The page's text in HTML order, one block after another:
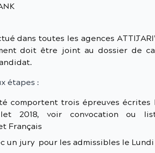
dans toutes les agences
doit être joint au dossier de
étapes :
comportent trois épreuves
2018, voir convocation ou
Français
un jury pour les admissibles le Lundi